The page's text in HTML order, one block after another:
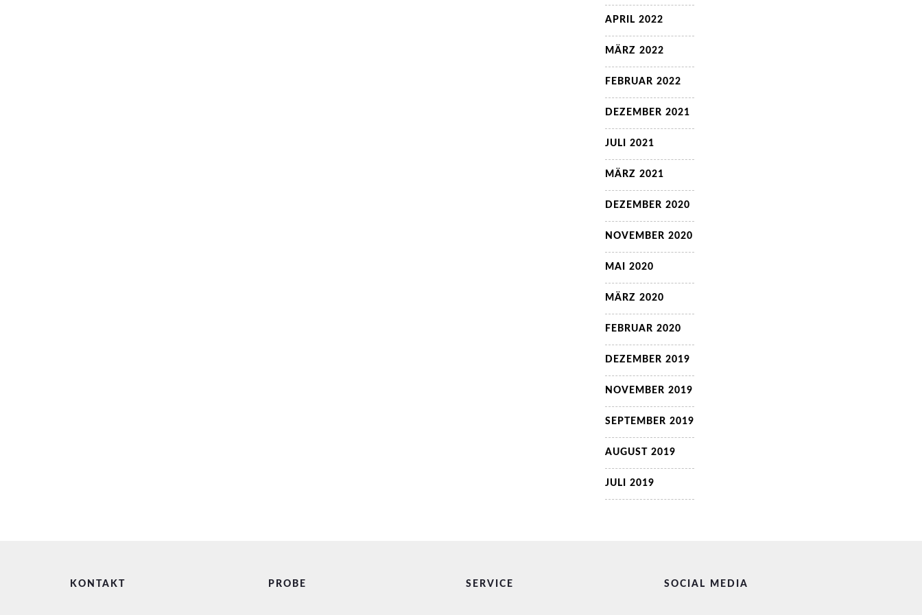
APRIL 2022
MÄRZ 2022
FEBRUAR 2022
DEZEMBER 2021
JULI 2021
MÄRZ 2021
DEZEMBER 2020
NOVEMBER 2020
MAI 2020
MÄRZ 2020
FEBRUAR 2020
DEZEMBER 2019
NOVEMBER 2019
SEPTEMBER 2019
AUGUST 2019
JULI 2019
KONTAKT PROBE SERVICE SOCIAL MEDIA